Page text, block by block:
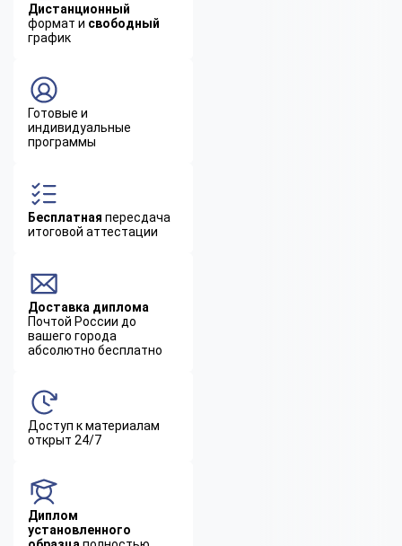
Дистанционный
формат и свободный
график
Готовые и
индивидуальные
программы
Бесплатная пересдача
итоговой аттестации
Доставка диплома
Почтой России до
вашего города
абсолютно бесплатно
Доступ к материалам
открыт 24/7
Диплом
установленного